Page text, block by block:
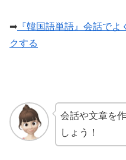
➡ 『韓国語単語』会話で
クする
会話や文章を
しょう！